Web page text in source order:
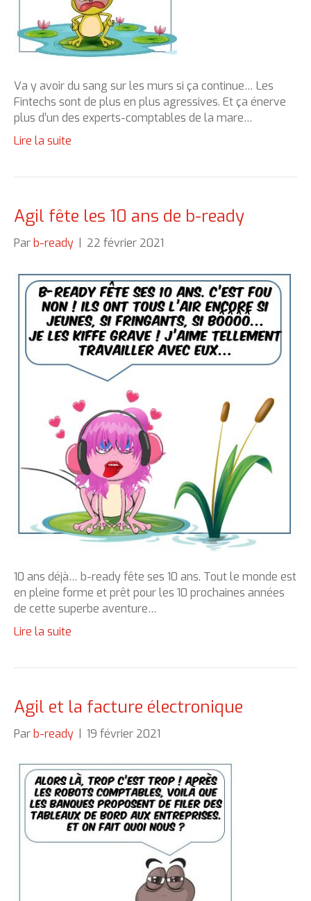
Va y avoir du sang sur les murs si ça continue… Les
Fintechs sont de plus en plus agressives. Et ça énerve
plus d’un des experts-comptables de la mare…
Lire la suite
Agil fête les 10 ans de b-ready
Par b-ready 22 février 2021
10 ans déjà… b-ready fête ses 10 ans. Tout le monde est
en pleine forme et prêt pour les 10 prochaines années
de cette superbe aventure…
Lire la suite
Agil et la facture électronique
Par b-ready 19 février 2021